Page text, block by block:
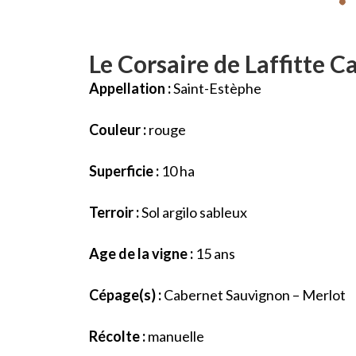
Le Corsaire de Laffitte
Appellation :Saint-Estèphe
Couleur :rouge
Superficie : 10 ha
Terroir :Sol argilo sableux
Age de la vigne : 15 ans
Cépage(s) :Cabernet Sauvignon – Merlot
Récolte :manuelle